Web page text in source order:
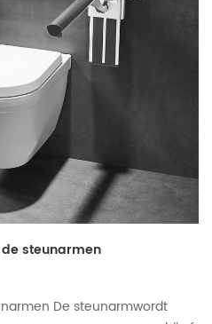
steunarmen
De steunarmwordt